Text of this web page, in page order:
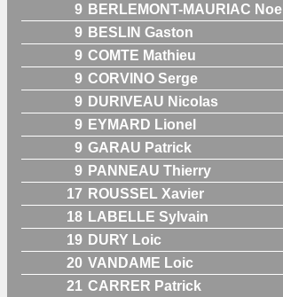
9 BERLEMONT-MAURIAC Noel
9 BESLIN Gaston
9 COMTE Mathieu
9 CORVINO Serge
9 DURIVEAU Nicolas
9 EYMARD Lionel
9 GARAU Patrick
9 PANNEAU Thierry
17 ROUSSEL Xavier
18 LABELLE Sylvain
19 DURY Loic
20 VANDAME Loic
21 CARRER Patrick